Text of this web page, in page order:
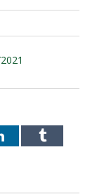
LinkedInTumblr